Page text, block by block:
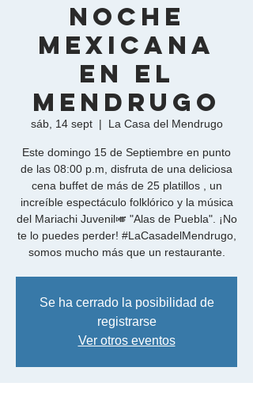
Noche
Mexicana
en el
Mendrugo
sáb, 14 sept
  |
La Casa del Mendrugo
Este domingo 15 de Septiembre en punto
de las 08:00 p.m, disfruta de una deliciosa
cena buffet de más de 25 platillos , un
increíble espectáculo folklórico y la música
del Mariachi Juvenil🎺 "Alas de Puebla". ¡No
te lo puedes perder! #LaCasadelMendrugo,
somos mucho más que un restaurante.
Se ha cerrado la posibilidad de
registrarse
Ver otros eventos